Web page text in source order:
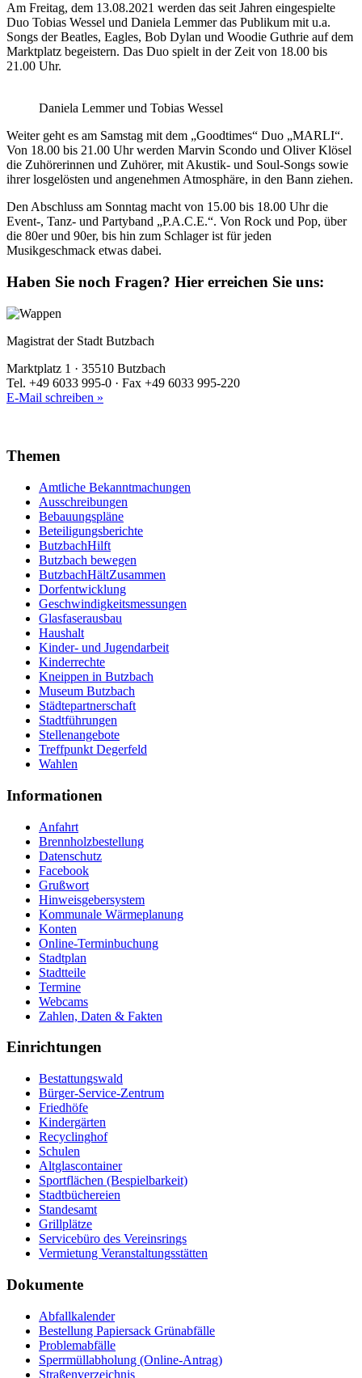
Am Freitag, dem 13.08.2021 werden das seit Jahren eingespielte
Duo Tobias Wessel und Daniela Lemmer das Publikum mit u.a.
Songs der Beatles, Eagles, Bob Dylan und Woodie Guthrie auf dem
Marktplatz begeistern. Das Duo spielt in der Zeit von 18.00 bis
21.00 Uhr.
Daniela Lemmer und Tobias Wessel
Weiter geht es am Samstag mit dem „Goodtimes“ Duo „MARLI“.
Von 18.00 bis 21.00 Uhr werden Marvin Scondo und Oliver Klösel
die Zuhörerinnen und Zuhörer, mit Akustik- und Soul-Songs sowie
ihrer losgelösten und angenehmen Atmosphäre, in den Bann ziehen.
Den Abschluss am Sonntag macht von 15.00 bis 18.00 Uhr die
Event-, Tanz- und Partyband „P.A.C.E.“. Von Rock und Pop, über
die 80er und 90er, bis hin zum Schlager ist für jeden
Musikgeschmack etwas dabei.
Haben Sie noch Fragen? Hier erreichen Sie uns:
Magistrat der Stadt Butzbach
Marktplatz 1 · 35510 Butzbach
Tel. +49 6033 995-0 · Fax +49 6033 995-220
E-Mail schreiben »
Themen
Amtliche Bekanntmachungen
Ausschreibungen
Bebauungspläne
Beteiligungsberichte
ButzbachHilft
Butzbach bewegen
ButzbachHältZusammen
Dorfentwicklung
Geschwindigkeitsmessungen
Glasfaserausbau
Haushalt
Kinder- und Jugendarbeit
Kinderrechte
Kneippen in Butzbach
Museum Butzbach
Städtepartnerschaft
Stadtführungen
Stellenangebote
Treffpunkt Degerfeld
Wahlen
Informationen
Anfahrt
Brennholzbestellung
Datenschutz
Facebook
Grußwort
Hinweisgebersystem
Kommunale Wärmeplanung
Konten
Online-Terminbuchung
Stadtplan
Stadtteile
Termine
Webcams
Zahlen, Daten & Fakten
Einrichtungen
Bestattungswald
Bürger-Service-Zentrum
Friedhöfe
Kindergärten
Recyclinghof
Schulen
Altglascontainer
Sportflächen (Bespielbarkeit)
Stadtbüchereien
Standesamt
Grillplätze
Servicebüro des Vereinsrings
Vermietung Veranstaltungsstätten
Dokumente
Abfallkalender
Bestellung Papiersack Grünabfälle
Problemabfälle
Sperrmüllabholung (Online-Antrag)
Straßenverzeichnis